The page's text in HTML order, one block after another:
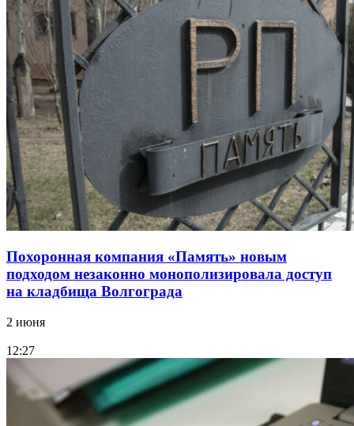
Похоронная компания «Память» новым
подходом незаконно монополизировала доступ
на кладбища Волгограда
2 июня
12:27